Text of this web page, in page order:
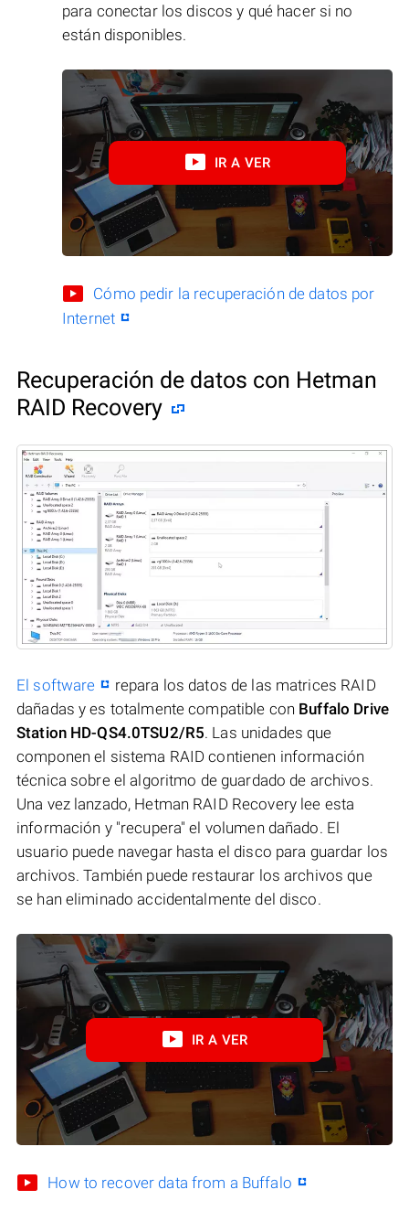
para conectar los discos y qué hacer si no
están disponibles.
IR A VER
Cómo pedir la recuperación de datos por
Internet
Recuperación de datos con Hetman
RAID Recovery
El software
repara los datos de las matrices RAID
dañadas y es totalmente compatible con Buffalo Drive
Station HD-QS4.0TSU2/R5. Las unidades que
componen el sistema RAID contienen información
técnica sobre el algoritmo de guardado de archivos.
Una vez lanzado, Hetman RAID Recovery lee esta
información y "recupera" el volumen dañado. El
usuario puede navegar hasta el disco para guardar los
archivos. También puede restaurar los archivos que
se han eliminado accidentalmente del disco.
IR A VER
How to recover data from a Buffalo